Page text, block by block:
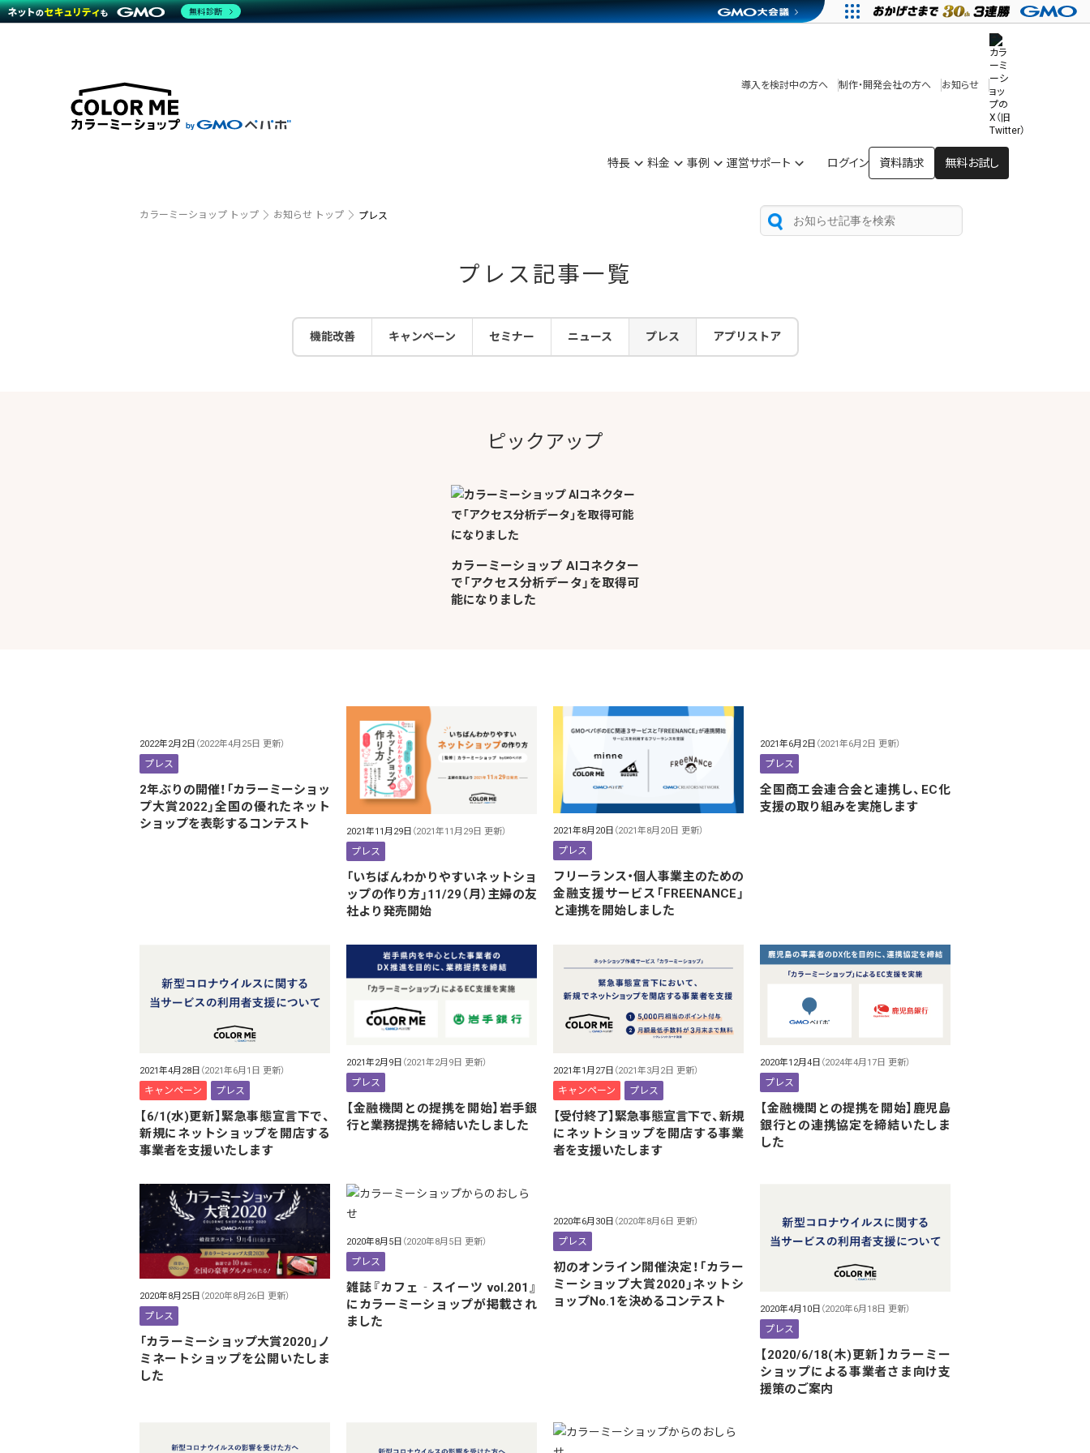
特長 料金 事例 運営サポート ログイン 資料請求 無料お試し
導入を検討中の方へ 制作・開発会社の方へ お知らせ
特長
商材一覧を見る
機能一覧を見る
特長別に見る
売上につながる集客
複数店舗との連携
業種別に見る その他
テンプレート一覧
料金シミュレーション
運営サポート
開発・API連携代行
ヘルプセンター
カラーミーショップ トップ お知らせ トップ プレス
プレス記事一覧
機能改善 キャンペーン セミナー ニュース プレス アプリストア
ピックアップ
カラーミーショップ AIコネクター
で「アクセス分析データ」を取得可
能になりました
2022年2月2日 （2022年4月25日 更新）
プレス
2年ぶりの開催！「カラーミーショッ
プ大賞2022」全国の優れたネット
ショップを表彰するコンテスト
2021年11月29日 （2021年11月29日 更新）
プレス
「いちばんわかりやすいネットショ
ップの作り方」11/29（月）主婦の友
社より発売開始
2021年8月20日 （2021年8月20日 更新）
プレス
フリーランス・個人事業主のための
金融支援サービス「FREENANCE」
と連携を開始しました
2021年6月2日 （2021年6月2日 更新）
プレス
全国商工会連合会と連携し、EC化
支援の取り組みを実施します
2021年4月28日 （2021年6月1日 更新）
キャンペーン プレス
【6/1(水)更新】緊急事態宣言下で、
新規にネットショップを開店する
事業者を支援いたします
2021年2月9日 （2021年2月9日 更新）
プレス
【金融機関との提携を開始】岩手銀
行と業務提携を締結いたしました
2021年1月27日 （2021年3月2日 更新）
キャンペーン プレス
【受付終了】緊急事態宣言下で、新規
にネットショップを開店する事業
者を支援いたします
2020年12月4日 （2024年4月17日 更新）
プレス
【金融機関との提携を開始】鹿児島
銀行との連携協定を締結いたしま
した
2020年8月25日 （2020年8月26日 更新）
プレス
「カラーミーショップ大賞2020」ノ
ミネートショップを公開いたしま
した
2020年8月5日 （2020年8月5日 更新）
プレス
雑誌『カフェ‐スイーツ vol.201』
にカラーミーショップが掲載され
ました
2020年6月30日 （2020年8月6日 更新）
プレス
初のオンライン開催決定！「カラー
ミーショップ大賞2020」ネットシ
ョップNo.1を決めるコンテスト
2020年4月10日 （2020年6月18日 更新）
プレス
【2020/6/18(木)更新】カラーミー
ショップによる事業者さま向け支
援策のご案内
無料診断